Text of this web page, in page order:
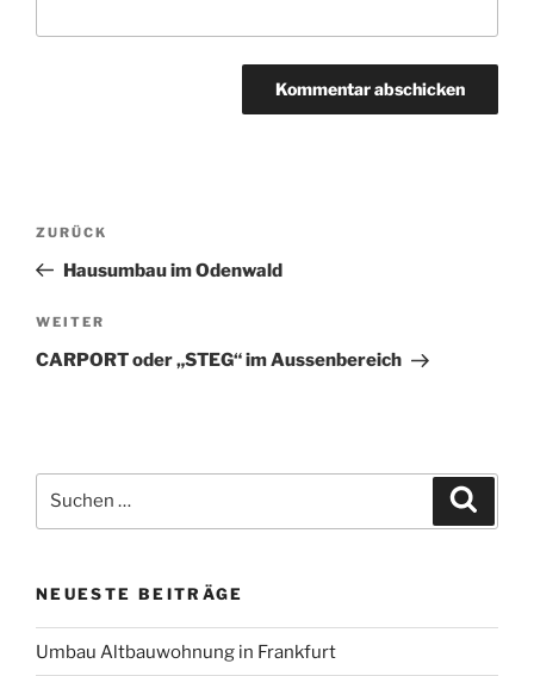
Beitragsnavigation
Vorheriger
Beitrag
ZURÜCK
Hausumbau im Odenwald
Nächster
Beitrag
WEITER
CARPORT oder „STEG“ im Aussenbereich
nach:
NEUESTE BEITRÄGE
Umbau Altbauwohnung in Frankfurt